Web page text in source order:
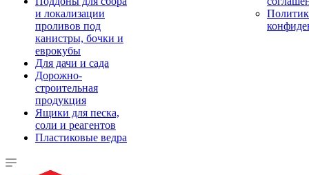
и локализации
проливов под
канистры, бочки и
еврокубы
Для дачи и сада
Дорожно-
строительная
продукция
Ящики для песка,
соли и реагентов
Пластиковые ведра